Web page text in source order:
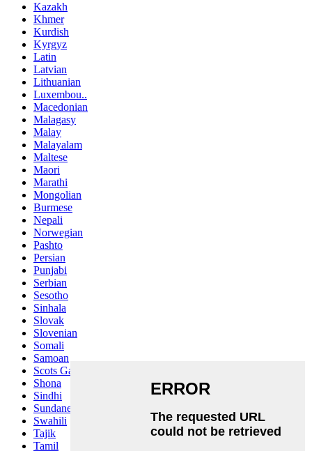
Kazakh
Khmer
Kurdish
Kyrgyz
Latin
Latvian
Lithuanian
Luxembou..
Macedonian
Malagasy
Malay
Malayalam
Maltese
Maori
Marathi
Mongolian
Burmese
Nepali
Norwegian
Pashto
Persian
Punjabi
Serbian
Sesotho
Sinhala
Slovak
Slovenian
Somali
Samoan
Scots Gaelic
Shona
Sindhi
Sundanese
Swahili
Tajik
Tamil